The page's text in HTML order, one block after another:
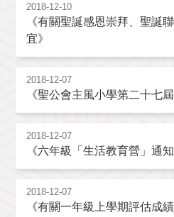
2018-12-10
《有關聖誕感恩崇拜、聖誕
宜》
2018-12-07
《聖公會主風小學第二十七屆
2018-12-07
《六年級「生活教育營」通知
2018-12-07
《有關一年級上學期評估成績